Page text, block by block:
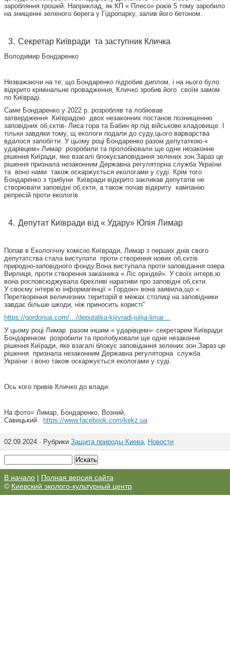
заробляння грошей. Наприклад, як КП « Плесо» років 5 тому заробило
на знищенні зеленого берега у Гідропарку, залив його бетоном.
Секретар Київради та заступник Кличка
Володимир Бондаренко
Незважаючи на те, що Бондаренко підробив диплом, і на нього було
відкрито крімінальне провадження, Кличко зробив його своїм замом
по Київраді.
Саме Бондаренко у 2022 р. розробляв та лобіював
затвердження Київрадою двох незаконних постанов познищенню
заповідних об,єктів- Лиса гора та Бабин яр під військове кладовище. І
тільки завдяки тому, щ екологи подали до суду,цього варварства
вдалося запобігти. У цьому році Бондаренко разом депутаткою-«
ударівцем» Лимар розробили та пролобіювали ще одне незаконне
рішення Киїради, яке взагалі блокуєзаповідання зелених зон.Зараз це
рішення признала незаконним Державна регуляторна служба України
та воно нами також оскаржується екологами у суді. Крім того
Бондаренко з трибуни Київради відкрито закликав депутатів не
створювати заповідні об,єкти, а також почав відкриту кампанію
репресій проти екологів.
Депутат Київради від « Удару» Юлія Лимар
Попав в Екологічну комісію Київради, Лимар з перших днів свого
депутатства стала виступати проти створення нових об,єктів
природно-заповідного фонду.Вона виступала проти заповідання озера
Вирлиця, проти створення заказника « Ліс орхідей». У своїх інтерв,ю
вона росповсюджувала брехливі наративи про заповідні об,єкти.
У своєму інтерв’ю інформагенції « Гордон» вона заявила,що «:
Перетворення величезних територій в межах столиці на заповідники
завдає більше шкоди, ніж приносить користі”
https://gordonua.com/…/deputatka-kijivradi-julija-limar…
У цьому році Лимар разом іншим « ударівцем»- секретарем Київради
Бондаренком розробили та пролобуювали ще одне незаконне
рішення Киїради, яке взагалі блокує заповідання зелених зон.Зараз це
рішення признала незаконним Державна регуляторна служба
України і воно також оскаржується екологами у суді.
Ось кого привів Кличко до влади.
На фото= Лимар, Бондаренко, Возний,
Савицький
https://www.facebook.com/kekz.ua
02.09.2024 · Рубрики Защита природы Киева, Новости
В начало | Полная версия сайта
© Киевский эколого-культурный центр